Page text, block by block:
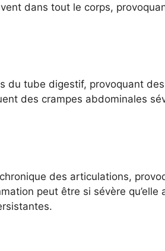
dans tout le corps,
du tube digestif, provoquant
des crampes abdominales
des articulations,
peut être si sévère qu’elle